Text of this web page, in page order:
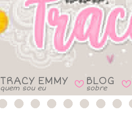
TRACY EMMY
quem sou eu B BLOG
sobre B